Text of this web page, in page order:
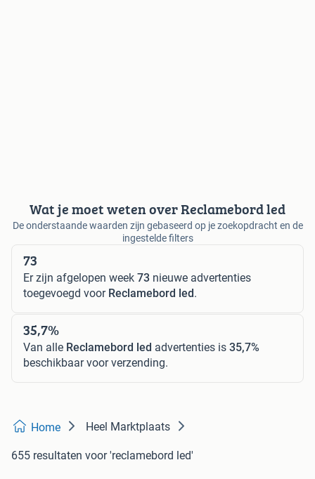
Wat je moet weten over Reclamebord led
De onderstaande waarden zijn gebaseerd op je zoekopdracht en de
ingestelde filters
73
Er zijn afgelopen week 73 nieuwe advertenties
toegevoegd voor Reclamebord led.
35,7%
Van alle Reclamebord led advertenties is 35,7%
beschikbaar voor verzending.
Home Heel Marktplaats
655 resultaten voor 'reclamebord led'